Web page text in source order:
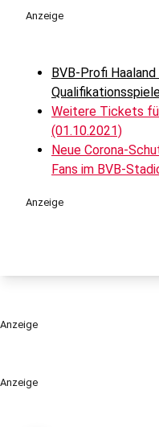
Anzeige
Anzeige
BVB-Profi
Weitere Tickets
(01.10.2021)
Neue Corona-
Fans im BVB-
Anzeige
Anzeige